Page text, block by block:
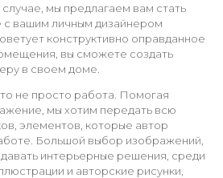
мы предлагаем вам стать
с вашим личным дизайнером
конструктивно оправданное
вы сможете создать
в своем доме.
не просто работа. Помогая
мы хотим передать всю
элементов, которые автор
Большой выбор изображений,
интерьерные решения, среди
и авторские рисунки,